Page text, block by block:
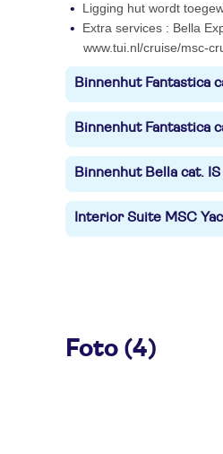
Ligging hut wordt
Extra services : Bella
www.tui.nl/cruise/msc-
Binnenhut Fantastica
Binnenhut Fantastica
Binnenhut Bella cat.
Interior Suite MSC
Foto (4)